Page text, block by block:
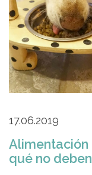
17.06.2019
Alimentación
qué no